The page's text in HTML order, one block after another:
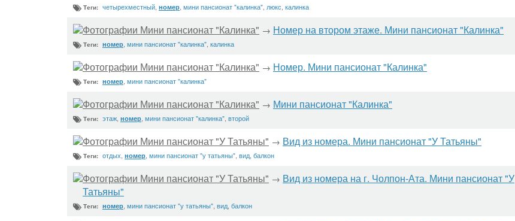
Теги: четырехместный номер мини пансионат "калинка" люкс калинка
Фотографии Мини пансионат "Калинка" → Номер на втором этаже. Мини пансионат "Калинка"
Теги: номер мини пансионат "калинка" калинка
Фотографии Мини пансионат "Калинка" → Номер. Мини пансионат "Калинка"
Теги: номер мини пансионат "калинка"
Фотографии Мини пансионат "Калинка" → Мини пансионат "Калинка"
Теги: этаж номер мини пансионат "калинка" второй
Фотографии Мини пансионат "У Татьяны" → Вид из номера. Мини пансионат "У Татьяны"
Теги: отдых номер мини пансионат "у татьяны" вид балкон
Фотографии Мини пансионат "У Татьяны" → Вид из номера на г. Чолпон-Ата. Мини пансионат "У
Татьяны"
Теги: номер мини пансионат "у татьяны" вид балкон